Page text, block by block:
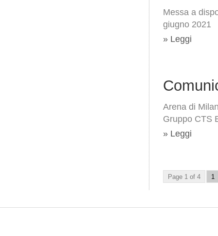
Messa a
giugno 2021
» Leggi
Arena di
Gruppo CTS
» Leggi
Page 1 of 4 1